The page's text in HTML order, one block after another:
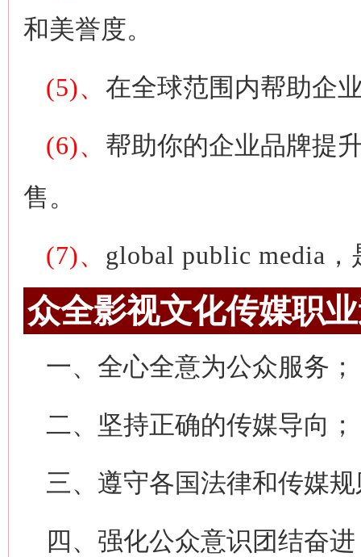
和美誉度。
(5)、 在全球范围内帮助企
(6)、 帮助你的企业品牌提
售。
(7)、 global public media
众全影视文化传媒职
一、全心全意为公众服务；
二、坚持正确的传媒导向；
三、遵守各国法律和传媒
四、强化公众意识团结奋